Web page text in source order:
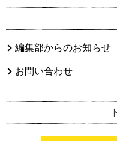
編集部からのお知らせ
お問い合わせ